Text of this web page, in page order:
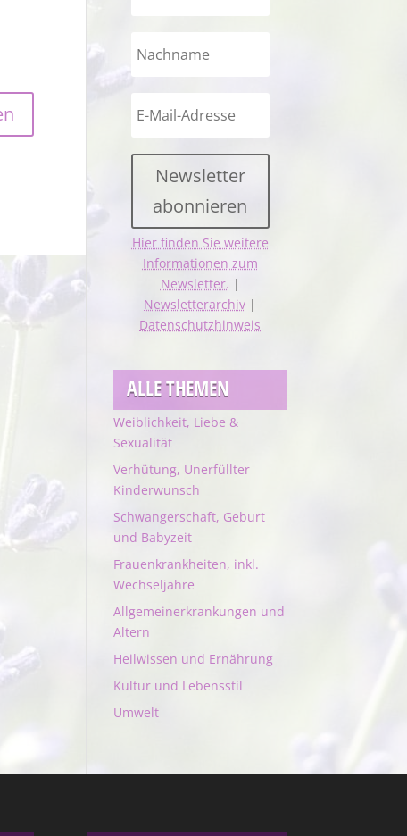
Newsletter
abonnieren
Hier finden Sie weitere
Informationen zum
Newsletter. |
Newsletterarchiv |
Datenschutzhinweis
ALLE THEMEN
Weiblichkeit, Liebe &
Sexualität
Verhütung, Unerfüllter
Kinderwunsch
Schwangerschaft, Geburt
und Babyzeit
Frauenkrankheiten, inkl.
Wechseljahre
Allgemeinerkrankungen und
Altern
Heilwissen und Ernährung
Kultur und Lebensstil
Umwelt